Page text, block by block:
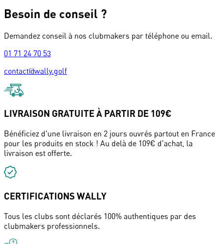
Besoin de conseil ?
Demandez conseil à nos clubmakers par téléphone ou email.
01 71 24 70 53
contact@wally.golf
LIVRAISON GRATUITE À PARTIR DE 109€
Bénéficiez d'une livraison en 2 jours ouvrés partout en France
pour les produits en stock ! Au delà de 109€ d'achat, la
livraison est offerte.
CERTIFICATIONS WALLY
Tous les clubs sont déclarés 100% authentiques par des
clubmakers professionnels.